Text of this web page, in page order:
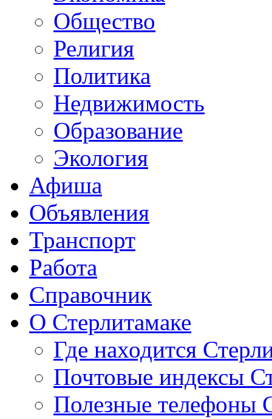
Общество
Религия
Политика
Недвижимость
Образование
Экология
Афиша
Объявления
Транспорт
Работа
Справочник
О Стерлитамаке
Где находится
Почтовые индексы
Полезные телефоны